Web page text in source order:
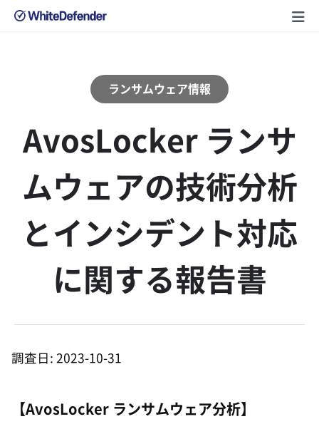
ランサムウェア情報
AvosLocker ランサ
ムウェアの技術分析
とインシデント対応
に関する報告書
調査日: 2023-10-31
【AvosLocker ランサムウェア分析】